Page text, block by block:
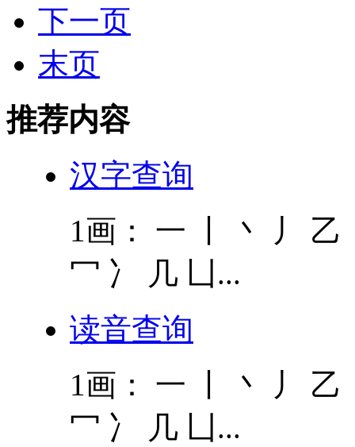
下一页
末页
推荐内容
汉字查询
1画： 一 丨 丶 丿
冖 冫 几 凵...
读音查询
1画： 一 丨 丶 丿
冖 冫 几 凵...